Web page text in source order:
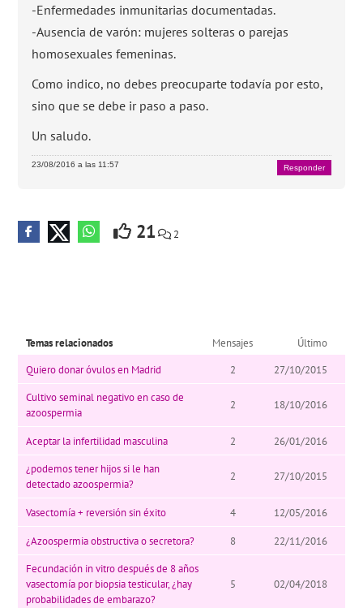
-Enfermedades inmunitarias documentadas.
-Ausencia de varón: mujeres solteras o parejas
homosexuales femeninas.
Como indico, no debes preocuparte todavía por esto,
sino que se debe ir paso a paso.
Un saludo.
23/08/2016 a las 11:57 Responder
21 2
Temas relacionados Mensajes
Último
Quiero donar óvulos en Madrid
2
27/10/2015
Cultivo seminal negativo en caso de
azoospermia
2 18/10/2016
Aceptar la infertilidad masculina 2
26/01/2016
¿podemos tener hijos si le han
detectado azoospermia?
2 27/10/2015
Vasectomía + reversión sin éxito 4 12/05/2016
¿Azoospermia obstructiva o secretora? 8
22/11/2016
Fecundación in vitro después de 8 años
vasectomía por biopsia testicular, ¿hay
probabilidades de embarazo?
5 02/04/2018